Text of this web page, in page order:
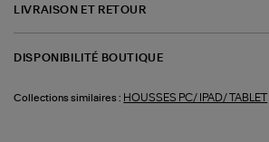
LIVRAISON ET RETOUR
DISPONIBILITÉ BOUTIQUE
Collections similaires : HOUSSES PC/ IPAD/ TABLET